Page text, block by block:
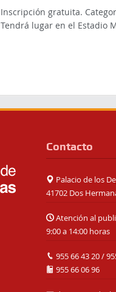
Inscripción gratuita.
Tendrá lugar en el Estadio
Contacto
Palacio de los
41702 Dos
Atención al
9:00 a 14:00 horas
955 66 43 20/
955 66 06 96